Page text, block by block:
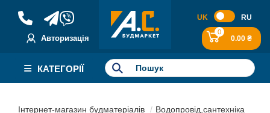
Авторизація
UK RU
0
0.00 ₴
КАТЕГОРІЇ
Інтернет-магазин будматеріалів
Водопровід,сантехніка